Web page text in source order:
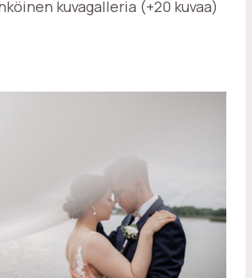
kuvagalleria (+20 kuvaa)